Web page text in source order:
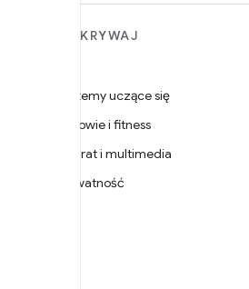
ODKRYWAJ
Systemy uczące się
Zdrowie i fitness
Aparat i multimedia
Prywatność